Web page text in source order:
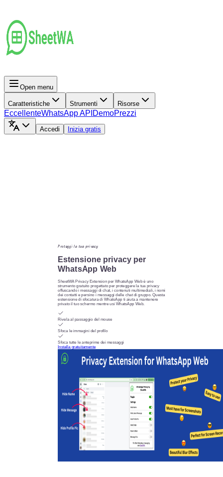
Open menu
Caratteristiche Strumenti Risorse
EccellenteWhatsApp API DemoPrezzi
Accedi Inizia gratis
Proteggi la tua privacy
Estensione privacy per
WhatsApp Web
SheetWA Privacy Extension per WhatsApp Web è uno
strumento gratuito progettato per proteggere la tua privacy
offuscando i messaggi di chat, i contenuti multimediali, i nomi
dei contatti e persino i messaggi delle chat di gruppo. Questa
estensione di sfocatura di WhatsApp ti aiuta a mantenere
privato il tuo schermo mentre usi WhatsApp Web.
Rivela al passaggio del mouse
Sfoca le immagini del profilo
Sfoca tutte le anteprime dei messaggi
Installa gratuitamente